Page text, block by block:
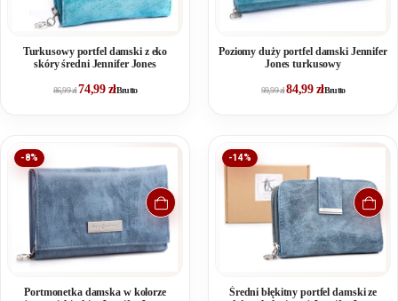
Turkusowy portfel damski z eko
skóry średni Jennifer Jones
86,99zł74,99 złBrutto
Poziomy duży portfel damski Jennifer
Jones turkusowy
99,99zł84,99 złBrutto
-8%
Portmonetka damska w kolorze
-14%
Średni błękitny portfel damski ze